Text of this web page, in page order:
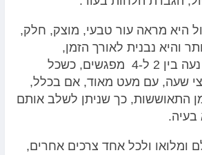
היא מראה עור טבעי, מוצק, חלק,
והיא נבנית לאורך הזמן,
כשסדרת טיפולים נעה בין 2 ל-4 מפגשים, כשכל
שעה, עם מעט מאוד, אם בכלל,
התאוששות, כך שניתן לשלב אותם
בעיה.
ומלואו ולכל אחד צרכים אחרים,